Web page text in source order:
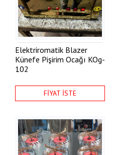
Elektriromatik Blazer
Künefe Pişirim Ocağı KOg-
102
FİYAT İSTE